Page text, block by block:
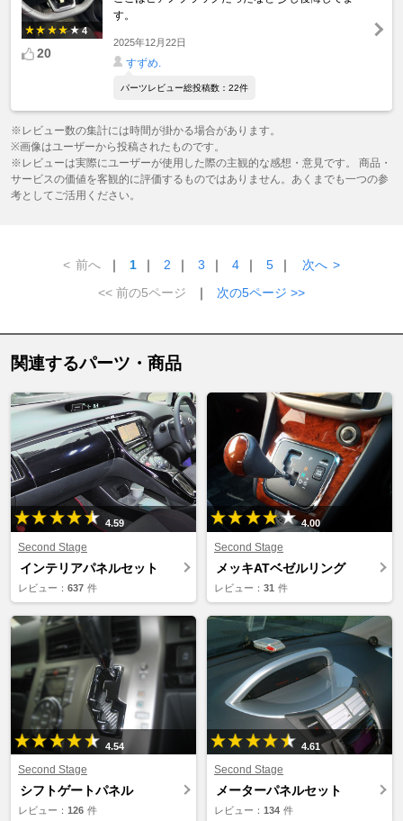
4
20
す。
2025年12月22日
すずめ.
パーツレビュー総投稿数：22件
※レビュー数の集計には時間が掛かる場合があります。
※画像はユーザーから投稿されたものです。
※レビューは実際にユーザーが使用した際の主観的な感想・意見です。 商品・
サービスの価値を客観的に評価するものではありません。あくまでも一つの参
考としてご活用ください。
< 前へ ｜ 1 ｜ 2 ｜ 3 ｜ 4 ｜ 5 ｜ 次へ >
<< 前の5ページ
｜ 次の5ページ >>
関連するパーツ・商品
4.59
Second Stage
インテリアパネルセット
レビュー： 637 件
4.00
Second Stage
メッキATベゼルリング
レビュー： 31 件
4.54
Second Stage
シフトゲートパネル
レビュー： 126 件
4.61
Second Stage
メーターパネルセット
レビュー： 134 件